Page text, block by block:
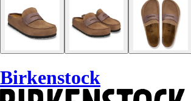
Birkenstock